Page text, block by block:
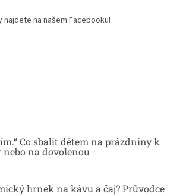
najdete na našem Facebooku!
Co sbalit dětem na prázdniny k
nebo na dovolenou
hrnek na kávu a čaj? Průvodce